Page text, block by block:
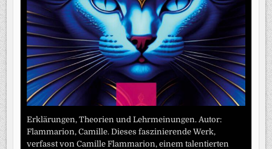
Erklärungen, Theorien und Lehrmeinungen. Autor:
Flammarion, Camille. Dieses faszinierende Werk,
verfasst von Camille Flammarion, einem talentierten